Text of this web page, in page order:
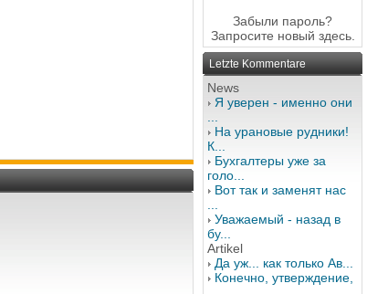
Забыли пароль?
Запросите новый здесь.
Letzte Kommentare
News
Я уверен - именно они
На урановые рудники!
К...
Бухгалтеры уже за
голо...
Вот так и заменят нас
Уважаемый - назад в
бу...
Artikel
Да уж... как только Ав...
Конечно, утверждение,